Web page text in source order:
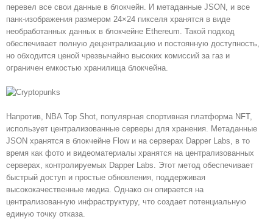
перевел все свои данные в блокчейн. И метаданные JSON, и все
панк-изображения размером 24×24 пикселя хранятся в виде
необработанных данных в блокчейне Ethereum. Такой подход
обеспечивает полную децентрализацию и постоянную доступность,
но обходится ценой чрезвычайно высоких комиссий за газ и
ограничен емкостью хранилища блокчейна.
Напротив, NBA Top Shot, популярная спортивная платформа NFT,
использует централизованные серверы для хранения. Метаданные
JSON хранятся в блокчейне Flow и на серверах Dapper Labs, в то
время как фото и видеоматериалы хранятся на централизованных
серверах, контролируемых Dapper Labs. Этот метод обеспечивает
быстрый доступ и простые обновления, поддерживая
высококачественные медиа. Однако он опирается на
централизованную инфраструктуру, что создает потенциальную
единую точку отказа.